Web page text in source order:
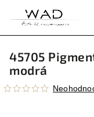
45705
modrá